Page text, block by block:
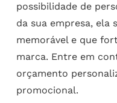
possibilidade de
da sua empresa, ela
memorável e que
marca. Entre em
orçamento
promocional.